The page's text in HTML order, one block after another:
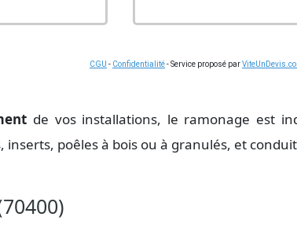
CGU - Confidentialité- Service proposé par
de vos installations, le ramonage est
poêles à bois ou à granulés, et